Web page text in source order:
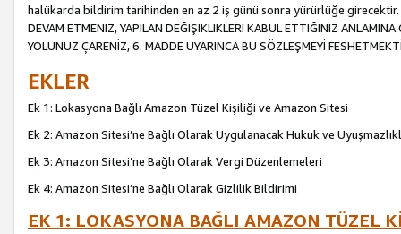
halükarda bildirim tarihinden en az 2 iş günü sonra yürürlüğe girecektir.
DEVAM ETMENİZ, YAPILAN DEĞİŞİKLİKLERİ KABUL ETTİĞİNİZ
YOLUNUZ ÇARENİZ, 6. MADDE UYARINCA BU SÖZLEŞMEYİ
EKLER
Ek 1: Lokasyona Bağlı Amazon Tüzel Kişiliği ve Amazon Sitesi
Ek 2: Amazon Sitesi’ne Bağlı Olarak Uygulanacak Hukuk ve
Ek 3: Amazon Sitesi’ne Bağlı Olarak Vergi Düzenlemeleri
Ek 4: Amazon Sitesi’ne Bağlı Olarak Gizlilik Bildirimi
EK 1: LOKASYONA BAĞLI AMAZON TÜZEL